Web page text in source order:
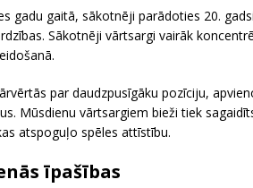
gadu gaitā, sākotnēji parādoties 20.
Sākotnēji vārtsargi vairāk
par daudzpusīgāku pozīciju,
Mūsdienu vārtsargiem bieži tiek
atspoguļo spēles attīstību.
īpašības